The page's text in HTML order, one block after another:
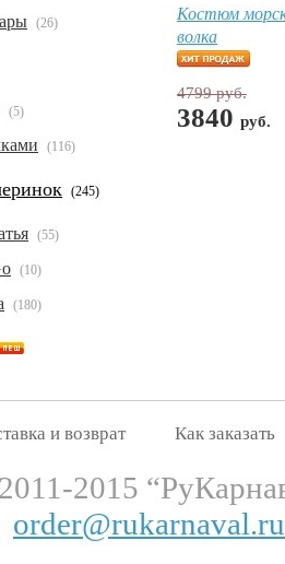
(26)
(5)
(116)
(245)
(55)
(10)
(180)
Костюм
волка
4799 руб.
3840 руб.
и возврат Как заказать
2015
order@rukarnaval.ru